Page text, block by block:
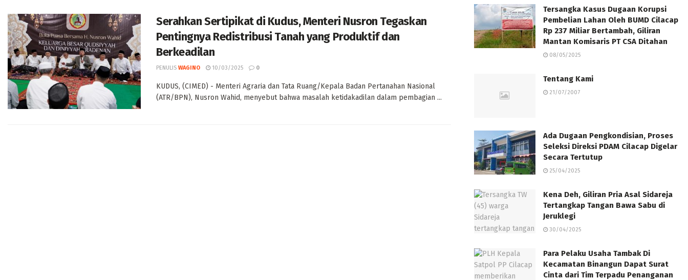
Serahkan Sertipikat di Kudus, Menteri Nusron Tegaskan
Pentingnya Redistribusi Tanah yang Produktif dan
Berkeadilan
PENULIS WAGINO 10/03/2025 0
KUDUS, (CIMED) - Menteri Agraria dan Tata Ruang/Kepala Badan Pertanahan Nasional
(ATR/BPN), Nusron Wahid, menyebut bahwa masalah ketidakadilan dalam pembagian ...
Tersangka Kasus Dugaan Korupsi
Pembelian Lahan Oleh BUMD Cilacap
Rp 237 Miliar Bertambah, Giliran
Mantan Komisaris PT CSA Ditahan
08/05/2025
Tentang Kami
21/07/2007
Ada Dugaan Pengkondisian, Proses
Seleksi Direksi PDAM Cilacap Digelar
Secara Tertutup
25/04/2025
Kena Deh, Giliran Pria Asal Sidareja
Tertangkap Tangan Bawa Sabu di
Jeruklegi
30/04/2025
Para Pelaku Usaha Tambak Di
Kecamatan Binangun Dapat Surat
Cinta dari Tim Terpadu Penanganan